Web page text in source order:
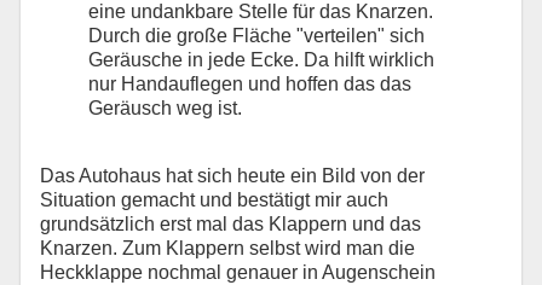
eine undankbare Stelle für das Knarzen.
Durch die große Fläche "verteilen" sich
Geräusche in jede Ecke. Da hilft wirklich
nur Handauflegen und hoffen das das
Geräusch weg ist.
Das Autohaus hat sich heute ein Bild von der
Situation gemacht und bestätigt mir auch
grundsätzlich erst mal das Klappern und das
Knarzen. Zum Klappern selbst wird man die
Heckklappe nochmal genauer in Augenschein